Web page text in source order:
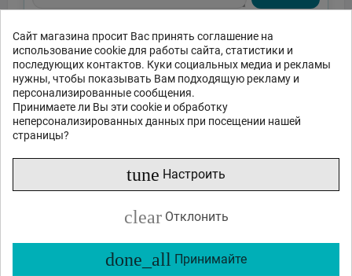
Сайт магазина просит Вас принять соглашение на
использование cookie для работы сайта, статистики и
последующих контактов. Куки социальных медиа и рекламы
нужны, чтобы показывать Вам подходящую рекламу и
персонализированные сообщения.
Принимаете ли Вы эти cookie и обработку
неперсонализированных данных при посещении нашей
страницы?
tune Настроить
clear Отклонить
done_all Принимайте
Какие функции? Есть в наличии? Акции и скидки?
Какие отзывы?
Описание продукта
Столешница K&F Concept C-Clamp
Столешница K&F Concept C-Clamp – это прочное,
многофункциональное решение для креативных